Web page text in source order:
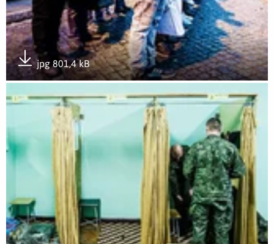
jpg 801,4 kB
Pobierz załącznik